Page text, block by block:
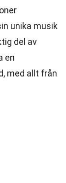
unika musik
del av
en
med allt från